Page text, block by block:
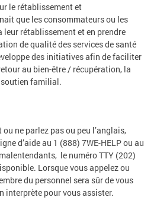
le rétablissement et
que les consommateurs ou les
rétablissement et en prendre
de qualité des services de santé
des initiatives afin de faciliter
au bien-être / récupération, la
familial.
ne parlez pas ou peu l’anglais,
d’aide au 1 (888) 7WE-HELP ou au
le numéro TTY (202)
Lorsque vous appelez ou
du personnel sera sûr de vous
interprète pour vous assister.